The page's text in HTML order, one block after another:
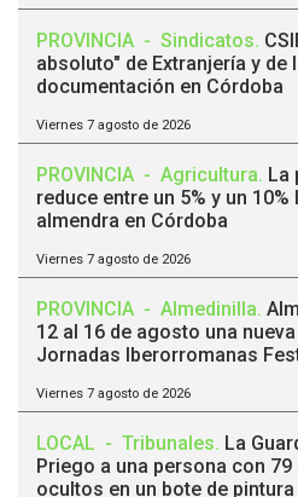
PROVINCIA - Sindicatos.
absoluto" de Extranjería y de
documentación en Córdoba
Viernes 7 agosto de 2026
PROVINCIA - Agricultura. La
reduce entre un 5% y un
almendra en Córdoba
Viernes 7 agosto de 2026
PROVINCIA - Almedinilla.
12 al 16 de agosto una
Jornadas Iberorromanas
Viernes 7 agosto de 2026
LOCAL - Tribunales. La
Priego a una persona con
ocultos en un bote de pintura